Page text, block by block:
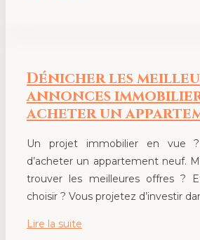
Dénicher les
annonces
acheter un
Un projet immobilier en vue
d’acheter un appartement neuf.
trouver les meilleures offres ?
choisir ? Vous projetez d’investir
Lire la suite